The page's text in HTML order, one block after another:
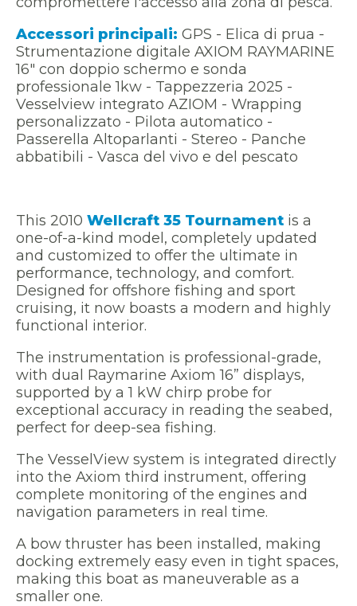
Accessori principali: GPS - Elica di prua -
Strumentazione digitale AXIOM RAYMARINE
16" con doppio schermo e sonda
professionale 1kw - Tappezzeria 2025 -
Vesselview integrato AZIOM - Wrapping
personalizzato - Pilota automatico -
Passerella Altoparlanti - Stereo - Panche
abbatibili - Vasca del vivo e del pescato
This 2010 Wellcraft 35 Tournament is a
one-of-a-kind model, completely updated
and customized to offer the ultimate in
performance, technology, and comfort.
Designed for offshore fishing and sport
cruising, it now boasts a modern and highly
functional interior.
The instrumentation is professional-grade,
with dual Raymarine Axiom 16” displays,
supported by a 1 kW chirp probe for
exceptional accuracy in reading the seabed,
perfect for deep-sea fishing.
The VesselView system is integrated directly
into the Axiom third instrument, offering
complete monitoring of the engines and
navigation parameters in real time.
A bow thruster has been installed, making
docking extremely easy even in tight spaces,
making this boat as maneuverable as a
smaller one.